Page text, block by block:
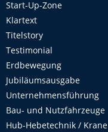
Start-Up-Zone
Klartext
Titelstory
Testimonial
Erdbewegung
Jubiläumsausgabe
Unternehmensführung
Bau- und Nutzfahrzeuge
Hub-Hebetechnik / Krane